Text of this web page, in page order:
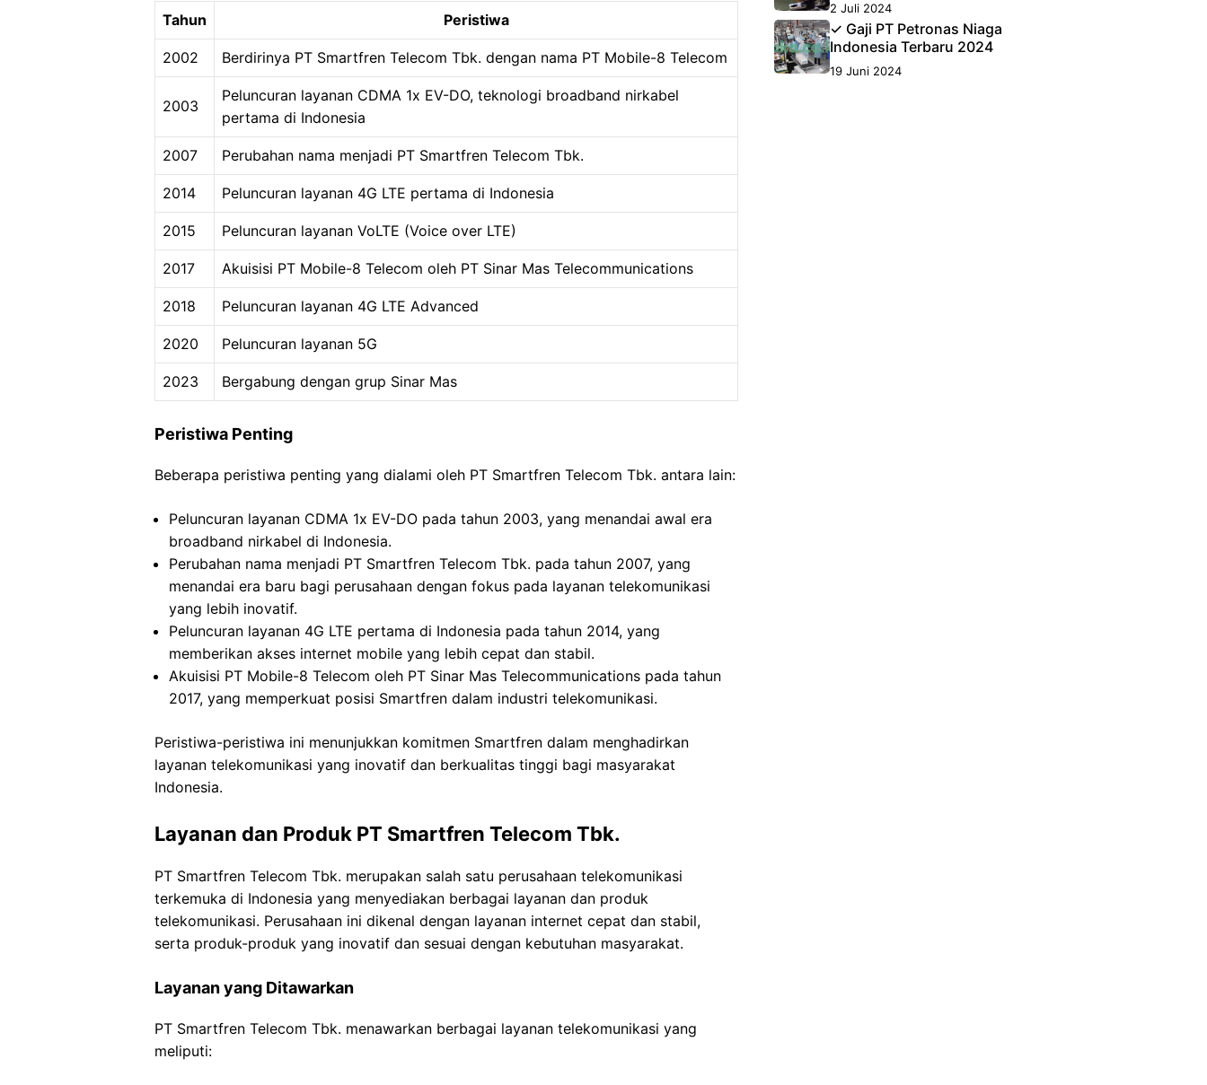
Tahun Peristiwa
2002 Berdirinya PT Smartfren Telecom Tbk. dengan nama PT Mobile-8 Telecom
2003
Peluncuran layanan CDMA 1x EV-DO, teknologi broadband nirkabel
pertama di Indonesia
2007 Perubahan nama menjadi PT Smartfren Telecom Tbk.
2014 Peluncuran layanan 4G LTE pertama di Indonesia
2015 Peluncuran layanan VoLTE (Voice over LTE)
2017 Akuisisi PT Mobile-8 Telecom oleh PT Sinar Mas Telecommunications
2018 Peluncuran layanan 4G LTE Advanced
2020 Peluncuran layanan 5G
2023 Bergabung dengan grup Sinar Mas
Peristiwa Penting
Beberapa peristiwa penting yang dialami oleh PT Smartfren Telecom Tbk. antara lain:
Peluncuran layanan CDMA 1x EV-DO pada tahun 2003, yang menandai awal era
broadband nirkabel di Indonesia.
Perubahan nama menjadi PT Smartfren Telecom Tbk. pada tahun 2007, yang
menandai era baru bagi perusahaan dengan fokus pada layanan telekomunikasi
yang lebih inovatif.
Peluncuran layanan 4G LTE pertama di Indonesia pada tahun 2014, yang
memberikan akses internet mobile yang lebih cepat dan stabil.
Akuisisi PT Mobile-8 Telecom oleh PT Sinar Mas Telecommunications pada tahun
2017, yang memperkuat posisi Smartfren dalam industri telekomunikasi.
Peristiwa-peristiwa ini menunjukkan komitmen Smartfren dalam menghadirkan
layanan telekomunikasi yang inovatif dan berkualitas tinggi bagi masyarakat
Indonesia.
Layanan dan Produk PT Smartfren Telecom Tbk.
PT Smartfren Telecom Tbk. merupakan salah satu perusahaan telekomunikasi
terkemuka di Indonesia yang menyediakan berbagai layanan dan produk
telekomunikasi. Perusahaan ini dikenal dengan layanan internet cepat dan stabil,
serta produk-produk yang inovatif dan sesuai dengan kebutuhan masyarakat.
Layanan yang Ditawarkan
PT Smartfren Telecom Tbk. menawarkan berbagai layanan telekomunikasi yang
meliputi:
2 Juli 2024
✓ Gaji PT Petronas Niaga
Indonesia Terbaru 2024
19 Juni 2024